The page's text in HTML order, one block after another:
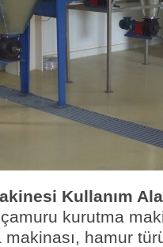
Kullanım
çamuru kurutma
hamur